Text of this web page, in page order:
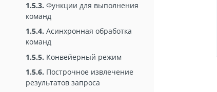
1.5.3. Функции для выполнения
команд
1.5.4. Асинхронная обработка
команд
1.5.5. Конвейерный режим
1.5.6. Построчное извлечение
результатов запроса